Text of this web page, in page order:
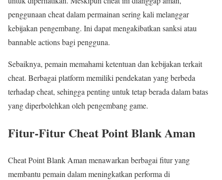
penggunaan cheat dalam permainan sering kali melanggar
kebijakan pengembang. Ini dapat mengakibatkan sanksi atau
bannable actions bagi pengguna.
Sebaiknya, pemain memahami ketentuan dan kebijakan terkait
cheat. Berbagai platform memiliki pendekatan yang berbeda
terhadap cheat, sehingga penting untuk tetap berada dalam batas
yang diperbolehkan oleh pengembang game.
Fitur-Fitur Cheat Point Blank Aman
Cheat Point Blank Aman menawarkan berbagai fitur yang
membantu pemain dalam meningkatkan performa di